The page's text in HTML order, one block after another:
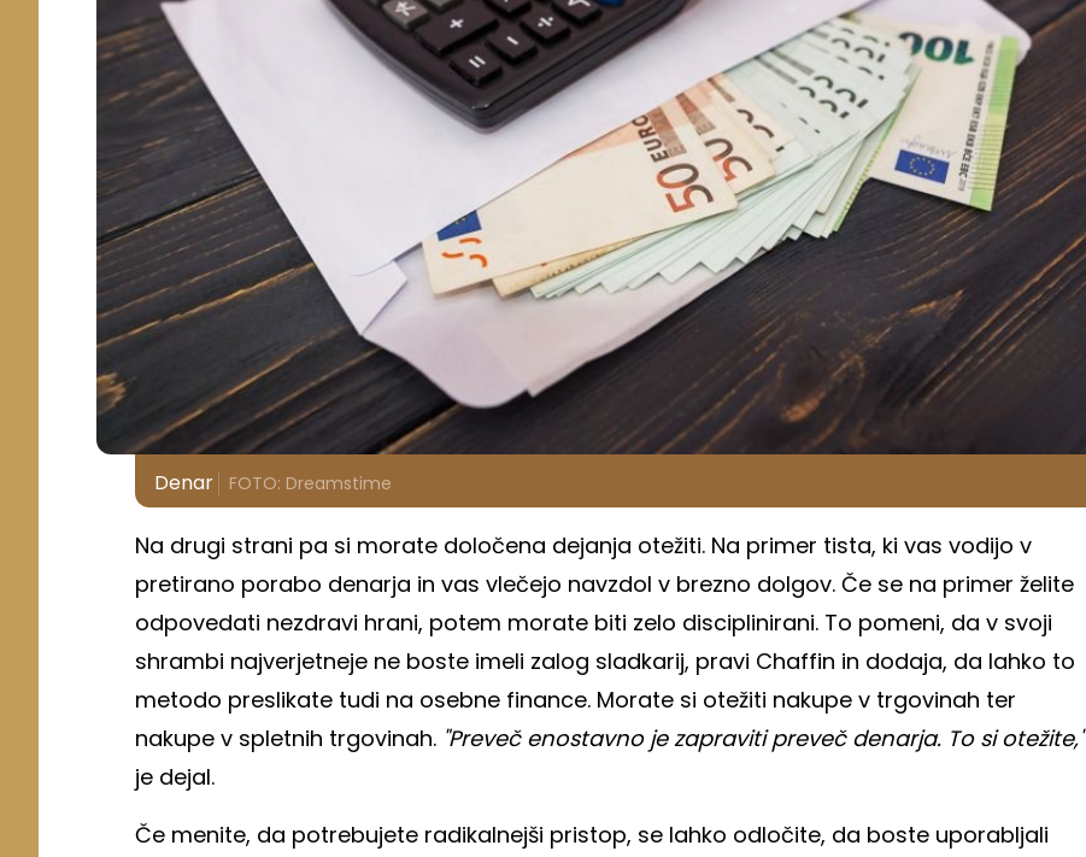
Denar FOTO: Dreamstime
Na drugi strani pa si morate določena dejanja otežiti. Na primer tista, ki vas vodijo v
pretirano porabo denarja in vas vlečejo navzdol v brezno dolgov. Če se na primer želite
odpovedati nezdravi hrani, potem morate biti zelo disciplinirani. To pomeni, da v svoji
shrambi najverjetneje ne boste imeli zalog sladkarij, pravi Chaffin in dodaja, da lahko to
metodo preslikate tudi na osebne finance. Morate si otežiti nakupe v trgovinah ter
nakupe v spletnih trgovinah. "Preveč enostavno je zapraviti preveč denarja. To si otežite,"
je dejal.
Če menite, da potrebujete radikalnejši pristop, se lahko odločite, da boste uporabljali